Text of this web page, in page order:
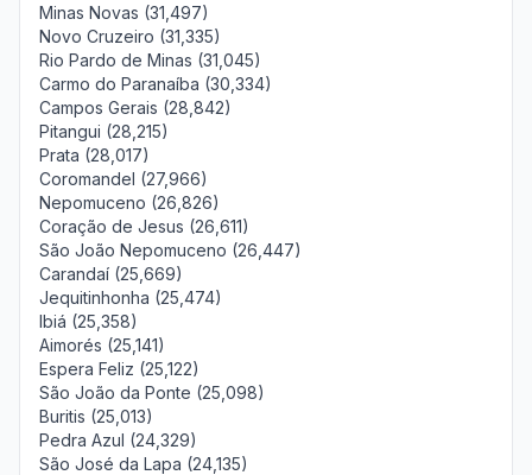
Minas Novas (31,497)
Novo Cruzeiro (31,335)
Rio Pardo de Minas (31,045)
Carmo do Paranaíba (30,334)
Campos Gerais (28,842)
Pitangui (28,215)
Prata (28,017)
Coromandel (27,966)
Nepomuceno (26,826)
Coração de Jesus (26,611)
São João Nepomuceno (26,447)
Carandaí (25,669)
Jequitinhonha (25,474)
Ibiá (25,358)
Aimorés (25,141)
Espera Feliz (25,122)
São João da Ponte (25,098)
Buritis (25,013)
Pedra Azul (24,329)
São José da Lapa (24,135)